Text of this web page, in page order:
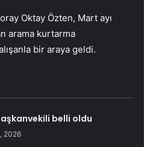
Oktay Özten, Mart ayı
arama kurtarma
bir araya geldi.
belli oldu
2026